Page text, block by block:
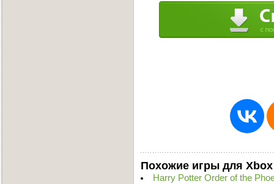
Похожие игры для Xbox
Harry Potter Order of the